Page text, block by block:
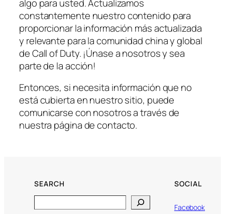
algo para usted. Actualizamos
constantemente nuestro contenido para
proporcionar la información más actualizada
y relevante para la comunidad china y global
de Call of Duty. ¡Únase a nosotros y sea
parte de la acción!
Entonces, si necesita información que no
está cubierta en nuestro sitio, puede
comunicarse con nosotros a través de
nuestra página de contacto.
SEARCH SOCIAL
Facebook